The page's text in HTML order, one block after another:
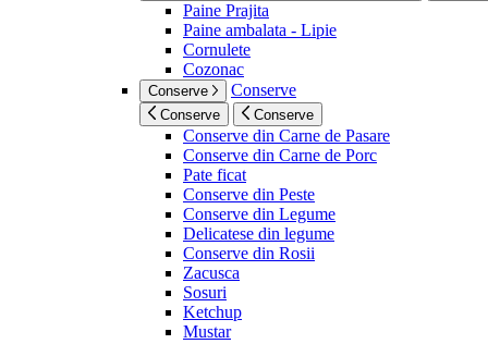
Paine Prajita
Paine ambalata - Lipie
Cornulete
Cozonac
Conserve Conserve
Conserve Conserve
Conserve din Carne de Pasare
Conserve din Carne de Porc
Pate ficat
Conserve din Peste
Conserve din Legume
Delicatese din legume
Conserve din Rosii
Zacusca
Sosuri
Ketchup
Mustar